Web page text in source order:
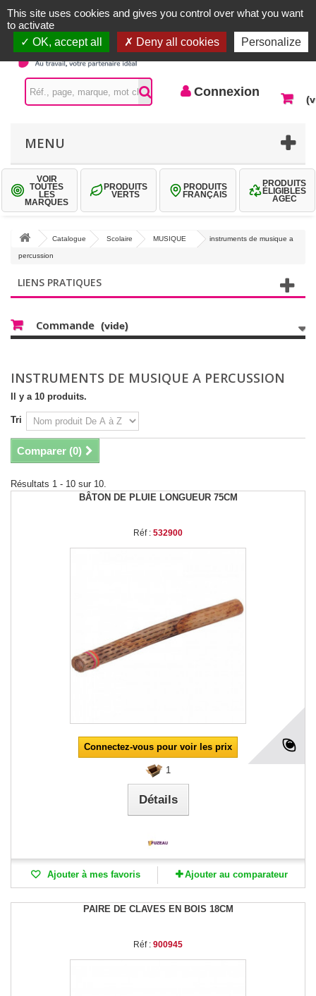
Contactez-nous
Connexion
MENU
VOIR
TOUTES
LES
MARQUES
PRODUITS
VERTS
PRODUITS
FRANÇAIS
PRODUITS
ÉLIGIBLES
AGEC
Catalogue Scolaire MUSIQUE instruments de musique a
percussion
LIENS PRATIQUES
Commande (vide)
INSTRUMENTS DE MUSIQUE A PERCUSSION
Il y a 10 produits.
Tri
Comparer (0)
Résultats 1 - 10 sur 10.
BÂTON DE PLUIE LONGUEUR 75CM
Réf : 532900
Connectez-vous pour voir les prix
1
Détails
Ajouter à mes favoris Ajouter au comparateur
PAIRE DE CLAVES EN BOIS 18CM
Réf : 900945
This site uses cookies and gives you control over what you want
to activate
OK, accept all
Deny all cookies Personalize